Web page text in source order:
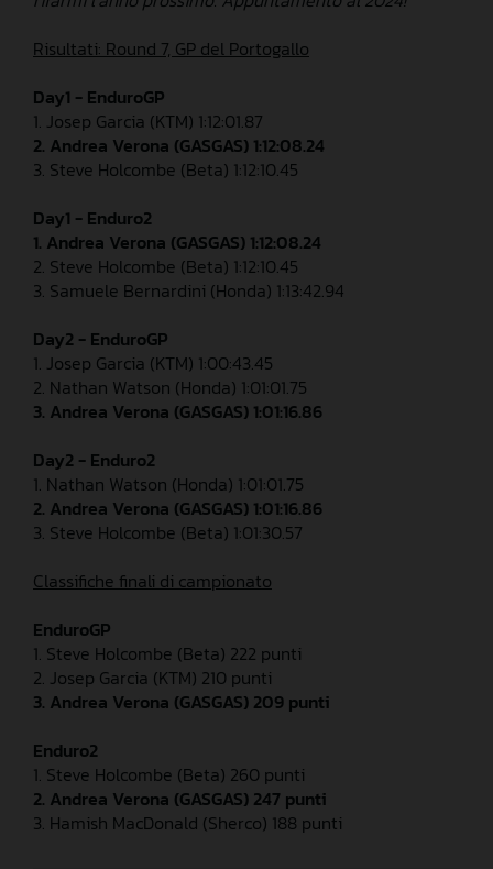
Risultati: Round 7, GP del Portogallo
Day1 - EnduroGP
1. Josep Garcia (KTM) 1:12:01.87
2. Andrea Verona (GASGAS) 1:12:08.24
3. Steve Holcombe (Beta) 1:12:10.45
Day1 - Enduro2
1. Andrea Verona (GASGAS) 1:12:08.24
2. Steve Holcombe (Beta) 1:12:10.45
3. Samuele Bernardini (Honda) 1:13:42.94
Day2 - EnduroGP
1. Josep Garcia (KTM) 1:00:43.45
2. Nathan Watson (Honda) 1:01:01.75
3. Andrea Verona (GASGAS) 1:01:16.86
Day2 - Enduro2
1. Nathan Watson (Honda) 1:01:01.75
2. Andrea Verona (GASGAS) 1:01:16.86
3. Steve Holcombe (Beta) 1:01:30.57
Classifiche finali di campionato
EnduroGP
1. Steve Holcombe (Beta) 222 punti
2. Josep Garcia (KTM) 210 punti
3. Andrea Verona (GASGAS) 209 punti
Enduro2
1. Steve Holcombe (Beta) 260 punti
2. Andrea Verona (GASGAS) 247 punti
3. Hamish MacDonald (Sherco) 188 punti